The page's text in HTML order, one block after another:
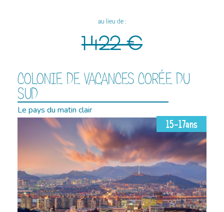
au lieu de :
1 422 €
COLONIE DE VACANCES CORÉE DU
SUD
Le pays du matin clair
15-17ans